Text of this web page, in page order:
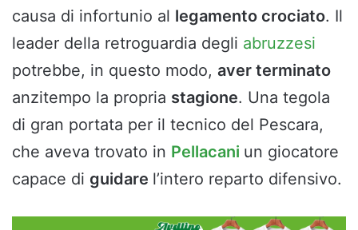
causa di infortunio al legamento crociato. Il
leader della retroguardia degli abruzzesi
potrebbe, in questo modo, aver terminato
anzitempo la propria stagione. Una tegola
di gran portata per il tecnico del Pescara,
che aveva trovato in Pellacani un giocatore
capace di guidare l’intero reparto difensivo.